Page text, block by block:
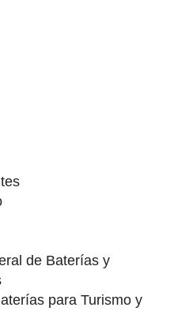
de Baterías y
para Turismo y